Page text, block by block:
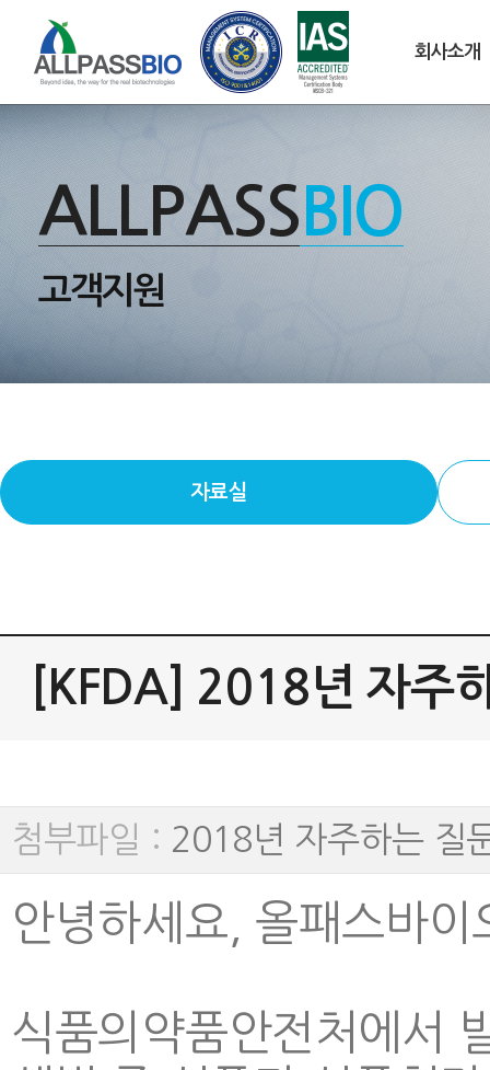
회사소개
ALLPASS BIO
고객지원
자료실
[KFDA] 2018년 자주
첨부파일 : 2018년 자주하는 질
안녕하세요, 올패스바이
식품의약품안전처에서